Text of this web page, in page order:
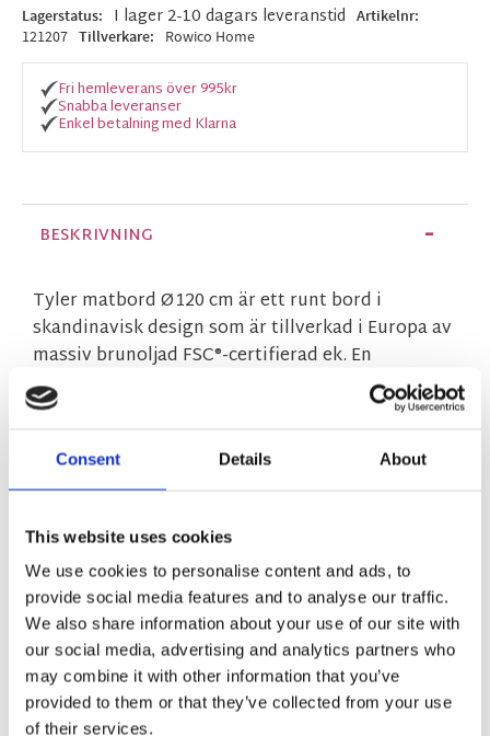
Consent Details About
This website uses cookies
We use cookies to personalise content and ads, to
provide social media features and to analyse our traffic.
We also share information about your use of our site with
our social media, advertising and analytics partners who
may combine it with other information that you’ve
provided to them or that they’ve collected from your use
of their services.
Lagerstatus I lager 2-10 dagars leveranstid Artikelnr
121207 Tillverkare Rowico Home
Fri hemleverans över 995kr
Snabba leveranser
Enkel betalning med Klarna
BESKRIVNING
Tyler matbord Ø120 cm är ett runt bord i
skandinavisk design som är tillverkad i Europa av
massiv brunoljad FSC®-certifierad ek. En
iläggsskiva ingår när man köper bordet och det
går att köpa till ytterligare en iläggsskiva på 45
Finns i flera storlekar.
MÅTT OCH SPECIFIKATIONER
skotselrad.pdf
tyler-monteringsanvisning.pdf
Visa alla produkter från Rowico Home